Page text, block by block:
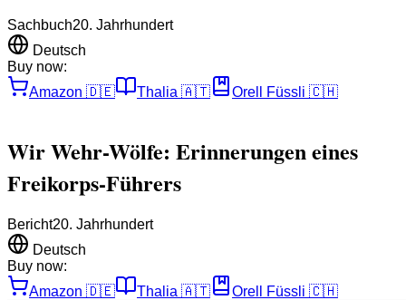
Sachbuch20. Jahrhundert
Deutsch
Buy now:
Amazon 🇩🇪 Thalia 🇦🇹 Orell Füssli 🇨🇭
Wir Wehr-Wölfe: Erinnerungen eines
Freikorps-Führers
Bericht20. Jahrhundert
Deutsch
Buy now:
Amazon 🇩🇪 Thalia 🇦🇹 Orell Füssli 🇨🇭